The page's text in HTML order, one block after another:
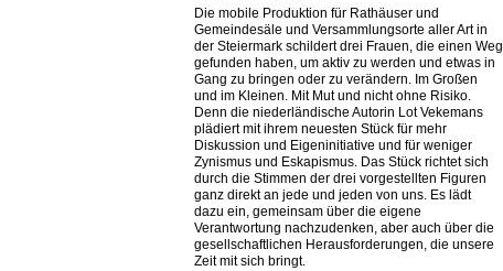
Die mobile Produktion für Rathäuser und
Gemeindesäle und Versammlungsorte aller Art in
der Steiermark schildert drei Frauen, die einen Weg
gefunden haben, um aktiv zu werden und etwas in
Gang zu bringen oder zu verändern. Im Großen
und im Kleinen. Mit Mut und nicht ohne Risiko.
Denn die niederländische Autorin Lot Vekemans
plädiert mit ihrem neuesten Stück für mehr
Diskussion und Eigeninitiative und für weniger
Zynismus und Eskapismus. Das Stück richtet sich
durch die Stimmen der drei vorgestellten Figuren
ganz direkt an jede und jeden von uns. Es lädt
dazu ein, gemeinsam über die eigene
Verantwortung nachzudenken, aber auch über die
gesellschaftlichen Herausforderungen, die unsere
Zeit mit sich bringt.